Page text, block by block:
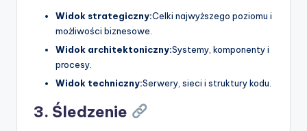
Widok strategiczny:Celki najwyższego poziomu i
możliwości biznesowe.
Widok architektoniczny:Systemy, komponenty i
procesy.
Widok techniczny:Serwery, sieci i struktury kodu.
3. Śledzenie